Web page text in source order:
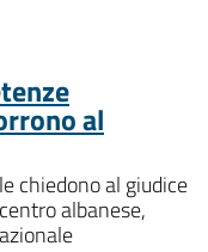
al
chiedono al giudice
albanese,